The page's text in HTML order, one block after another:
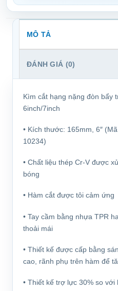
MÔ TẢ
ĐÁNH GIÁ (0)
Kìm cắt hạng nặng đòn bẩy
6inch/7inch
• Kích thước: 165mm, 6″
10234)
• Chất liệu thép Cr-V được
bóng
• Hàm cắt được tôi cảm ứng
• Tay cầm bằng nhựa TPR
thoải mái
• Thiết kế được cấp bằng
cao, rãnh phụ trên hàm để
• Thiết kế trợ lực 30% so